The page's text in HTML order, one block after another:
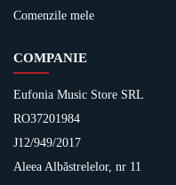
Comenzile mele
COMPANIE
Eufonia Music Store SRL
RO37201984
J12/949/2017
Aleea Albăstrelelor, nr 11